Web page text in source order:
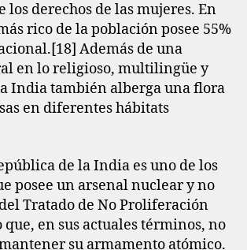
los derechos de las mujeres. En
rico de la población posee 55%
Además de una
en lo religioso, multilingüe y
India también alberga una flora
en diferentes hábitats
de la India es uno de los
posee un arsenal nuclear y no
Tratado de No Proliferación
que, en sus actuales términos, no
su armamento atómico.